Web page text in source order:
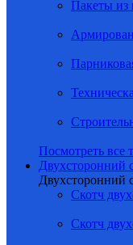
Пакеты из
Посмотреть все
Двухсторонний
Двухсторонний
Скотч
Скотч